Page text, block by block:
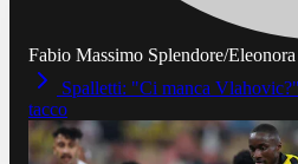
Fabio Massimo Splendore/
Spalletti: "Ci manca Vlahovic?"
tacco